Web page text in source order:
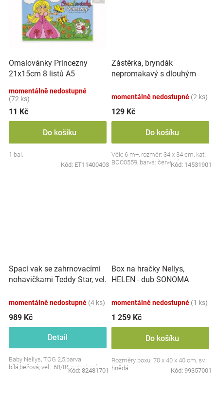
Omalovánky Princezny
21x15cm 8 listů A5
momentálně nedostupné
(72 ks)
11 Kč
Do košíku
1 bal.
Kód: ET11400403
Zástěrka, bryndák
nepromakavý s dlouhým
momentálně nedostupné (2 ks)
129 Kč
Do košíku
Věk: 6 m+, rozměr: 34 x 34 cm, kat:
BOC0559, barva: červená
Kód: 14531901
Spací vak se zahrnovacími
nohavičkami Teddy Star, vel.
momentálně nedostupné (4 ks)
989 Kč
Detail
Baby Nellys, TOG 2,5,barva:
bílá,béžová, vel.: 68/86 zateplený
Kód: 82481701
Box na hračky Nellys,
HELEN - dub SONOMA
momentálně nedostupné (1 ks)
1 259 Kč
Do košíku
Rozměry boxu: 70 x 40 x 40 cm, sv.
hnědá
Kód: 99357001